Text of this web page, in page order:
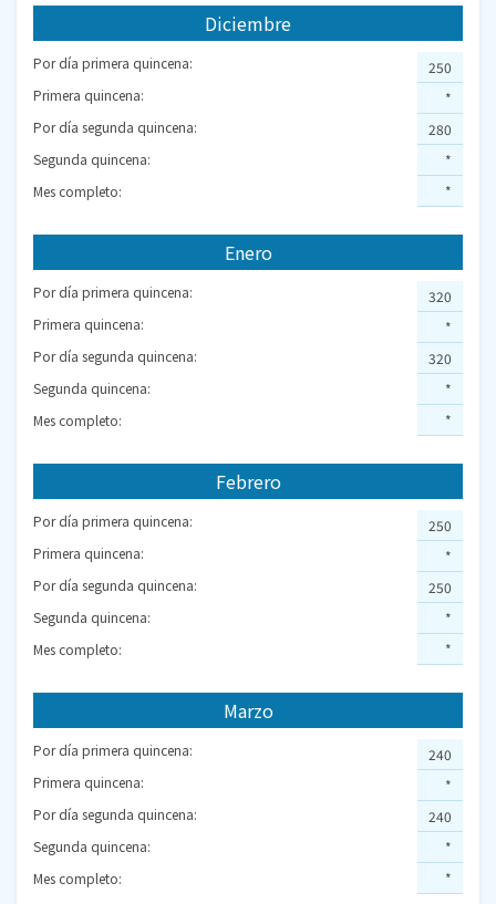
Diciembre
Por día primera quincena:
Primera quincena:
Por día segunda quincena:
Segunda quincena:
Mes completo:
250
*
280
*
*
Enero
Por día primera quincena:
Primera quincena:
Por día segunda quincena:
Segunda quincena:
Mes completo:
320
*
320
*
*
Febrero
Por día primera quincena:
Primera quincena:
Por día segunda quincena:
Segunda quincena:
Mes completo:
250
*
250
*
*
Marzo
Por día primera quincena:
Primera quincena:
Por día segunda quincena:
Segunda quincena:
Mes completo:
240
*
240
*
*